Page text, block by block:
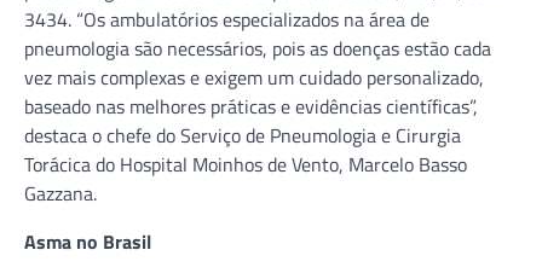
3434. “Os ambulatórios especializados na área de
pneumologia são necessários, pois as doenças estão cada
vez mais complexas e exigem um cuidado personalizado,
baseado nas melhores práticas e evidências científicas”,
destaca o chefe do Serviço de Pneumologia e Cirurgia
Torácica do Hospital Moinhos de Vento, Marcelo Basso
Gazzana.
Asma no Brasil